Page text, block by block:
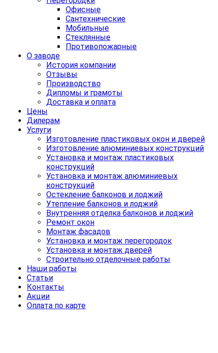
Офисные
Сантехнические
Мобильные
Стеклянные
Противопожарные
О заводе
История компании
Отзывы
Производство
Дипломы и грамоты
Доставка и оплата
Цены
Дилерам
Услуги
Изготовление пластиковых окон и дверей
Изготовление алюминиевых конструкций
Установка и монтаж пластиковых
конструкций
Установка и монтаж алюминиевых
конструкций
Остекление балконов и лоджий
Утепление балконов и лоджий
Внутренняя отделка балконов и лоджий
Ремонт окон
Монтаж фасадов
Установка и монтаж перегородок
Установка и монтаж дверей
Строительно отделочные работы
Наши работы
Статьи
Контакты
Акции
Оплата по карте